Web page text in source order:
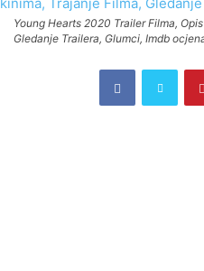
Young Hearts 2020 Trailer Filma,
Gledanje Trailera, Glumci, Imdb